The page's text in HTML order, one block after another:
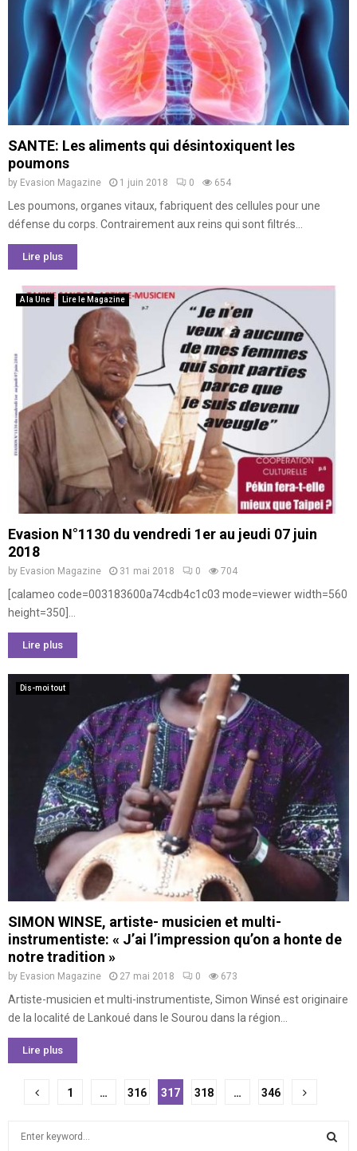
SANTE: Les aliments qui désintoxiquent les
poumons
by Evasion Magazine 1 juin 2018 0 654
Les poumons, organes vitaux, fabriquent des cellules pour une
défense du corps. Contrairement aux reins qui sont filtrés...
Lire plus
A la Une Lire le Magazine
Evasion N°1130 du vendredi 1er au jeudi 07 juin
2018
by Evasion Magazine 31 mai 2018 0 704
[calameo code=003183600a74cdb4c1c03 mode=viewer width=560
height=350]...
Lire plus
Dis-moi tout
SIMON WINSE, artiste- musicien et multi-
instrumentiste: « J’ai l’impression qu’on a honte de
notre tradition »
by Evasion Magazine 27 mai 2018 0 673
Artiste-musicien et multi-instrumentiste, Simon Winsé est originaire
de la localité de Lankoué dans le Sourou dans la région...
Lire plus
Pagination
1 … 316 317 318 … 346